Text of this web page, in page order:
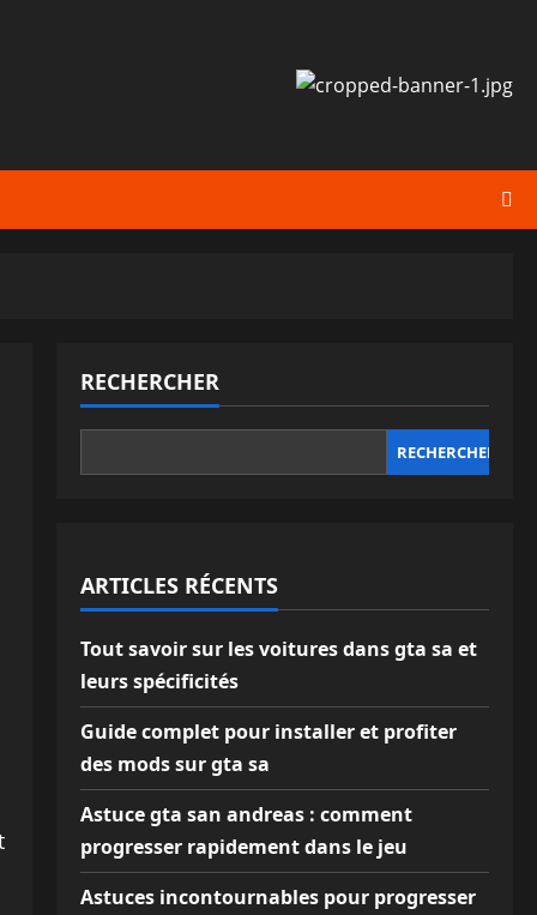
RECHERCHER
RECHERCHER
ARTICLES RÉCENTS
Tout savoir sur les voitures dans gta sa et
leurs spécificités
Guide complet pour installer et profiter
des mods sur gta sa
Astuce gta san andreas : comment
progresser rapidement dans le jeu
Astuces incontournables pour progresser